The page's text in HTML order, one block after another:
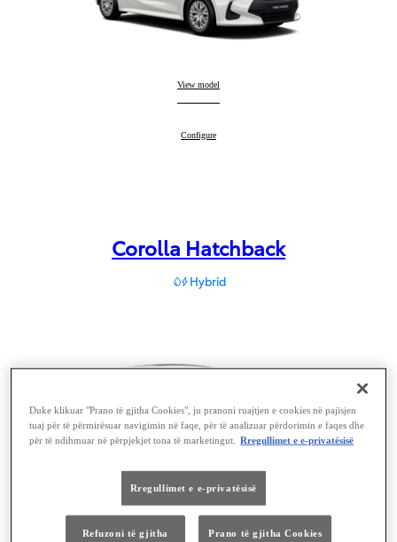
Yaris
View model
Yaris:
Configure
Corolla Hatchback
Hybrid
Duke klikuar "Prano të gjitha Cookies", ju pranoni ruajtjen e cookies në pajisjen
tuaj për të përmirësuar navigimin në faqe, për të analizuar përdorimin e faqes dhe
për të ndihmuar në përpjekjet tona të marketingut.
Rregullimet e e-privatësisë
Rregullimet e e-privatësisë
Refuzoni të gjitha Prano të gjitha Cookies